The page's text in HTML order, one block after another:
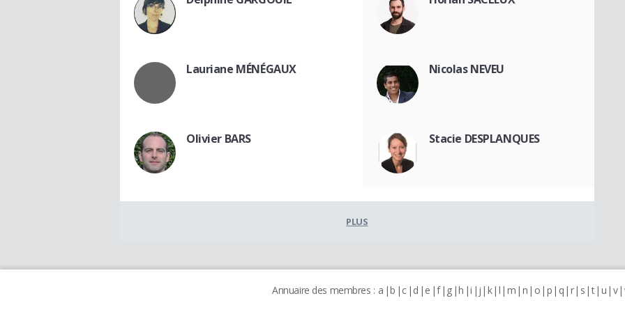
Lauriane MÉNÉGAUX Nicolas NEVEU
Olivier BARS Stacie DESPLANQUES
PLUS
Annuaire des membres : a b c d e f g h i j k l m n o p q r s t u v